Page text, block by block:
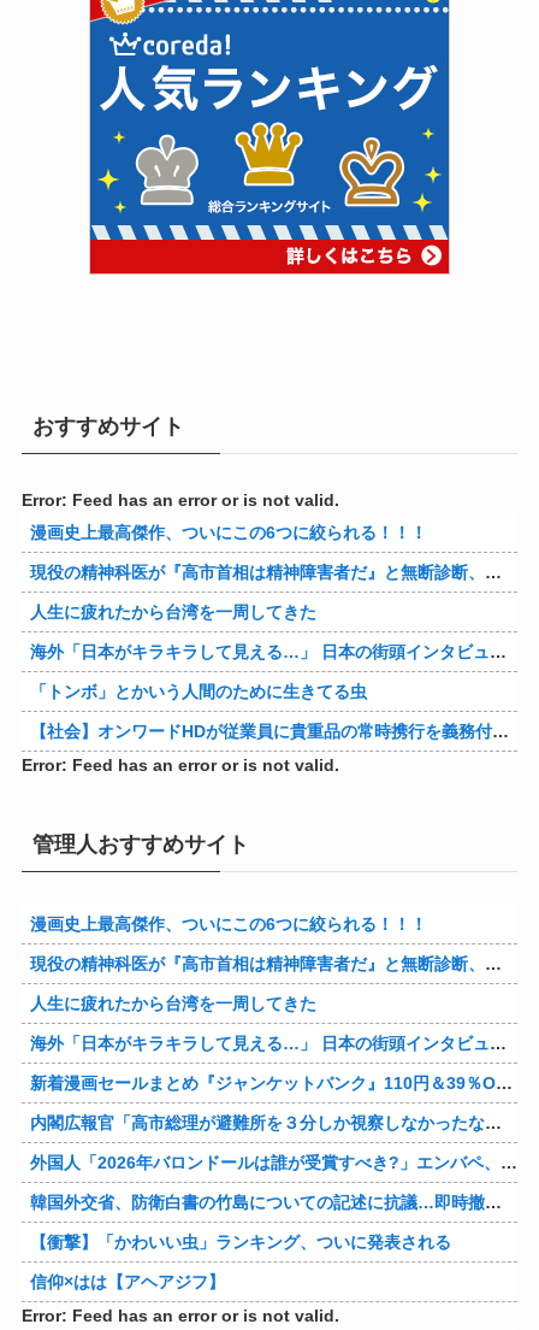
おすすめサイト
Error: Feed has an error or is not valid.
漫画史上最高傑作、ついにこの6つに絞られる！！！
現役の精神科医が『高市首相は精神障害者だ』と無断診断、その結果に左派が歓喜した様子を見せており……
人生に疲れたから台湾を一周してきた
海外「日本がキラキラして見える…」 日本の街頭インタビューに登場した女子高生4人組がエモすぎると話題に
「トンボ」とかいう人間のために生きてる虫
【社会】オンワードHDが従業員に貴重品の常時携行を義務付け 熊本地震被災を受けて
Error: Feed has an error or is not valid.
管理人おすすめサイト
漫画史上最高傑作、ついにこの6つに絞られる！！！
現役の精神科医が『高市首相は精神障害者だ』と無断診断、その結果に左派が歓喜した様子を見せており……
人生に疲れたから台湾を一周してきた
海外「日本がキラキラして見える…」 日本の街頭インタビューに登場した女子高生4人組がエモすぎると話題に
新着漫画セールまとめ『ジャンケットバンク』110円＆39％OFF！『クレヨンしんちゃん』はなんと各33円に！
内閣広報官「高市総理が避難所を３分しか視察しなかったなんてデマ！50分いたぞ😡」 →しかし事実上の視察は数分で正解
外国人「2026年バロンドールは誰が受賞すべき?」エンバペ、今季無冠でも初受賞か!?海外ファンが考える本命とは!?【海外の反応】
韓国外交省、防衛白書の竹島についての記述に抗議…即時撤回要求、日本公使呼び出す！
【衝撃】「かわいい虫」ランキング、ついに発表される
信仰×はは【アヘアジフ】
Error: Feed has an error or is not valid.